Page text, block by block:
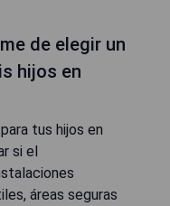
de elegir un
hijos en
tus hijos en
si el
áreas seguras